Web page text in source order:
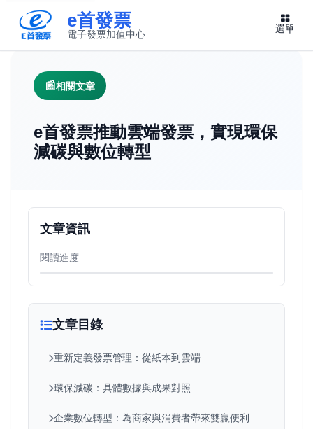
e首發票
電子發票加值中心 選單
相關文章
e首發票推動雲端發票，實現環保
減碳與數位轉型
文章目錄
重新定義發票管理：從紙本到雲端
環保減碳：具體數據與成果對照
企業數位轉型：為商家與消費者帶來雙贏便利
文章資訊
閱讀進度